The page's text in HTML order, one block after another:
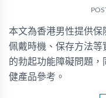
本文為香港男性提供保
佩戴時機、保存方法等
的勃起功能障礙問題
健產品參考。